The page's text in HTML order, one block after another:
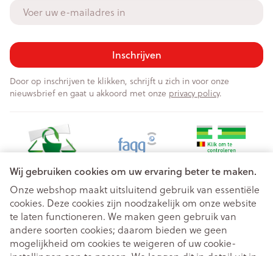
Wij gebruiken cookies om uw ervaring beter te maken.
Onze webshop maakt uitsluitend gebruik van essentiële
cookies. Deze cookies zijn noodzakelijk om onze website
te laten functioneren. We maken geen gebruik van
andere soorten cookies; daarom bieden we geen
mogelijkheid om cookies te weigeren of uw cookie-
Inschrijven
Door op inschrijven te klikken, schrijft u zich in voor onze
nieuwsbrief en gaat u akkoord met onze privacy policy.
Juridische links